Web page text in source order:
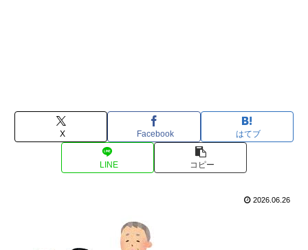
X Facebook はてブ
LINE コピー
2026.06.26